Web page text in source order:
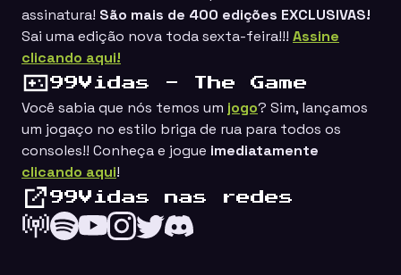
assinatura! São mais de 400 edições EXCLUSIVAS!
Sai uma edição nova toda sexta-feira!!! Assine
clicando aqui!
99Vidas - The Game
Você sabia que nós temos um jogo? Sim, lançamos
um jogaço no estilo briga de rua para todos os
consoles!! Conheça e jogue imediatamente
clicando aqui!
99Vidas nas redes